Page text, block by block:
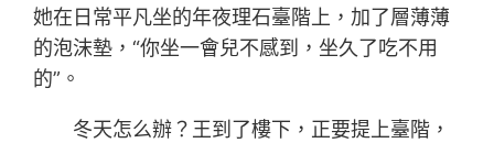
她在日常平凡坐的年夜理石臺階上，加了層薄薄
的泡沫墊，“你坐一會兒不感到，坐久了吃不用
的”。
冬天怎么辦？王到了樓下，正要提上臺階，